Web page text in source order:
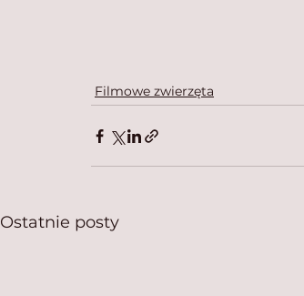
Filmowe zwierzęta
Ostatnie posty